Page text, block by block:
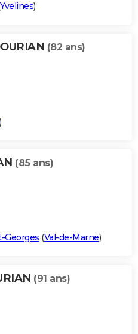
Yvelines)
(82 ans)
)
(85 ans)
Georges (Val-de-Marne)
(91 ans)